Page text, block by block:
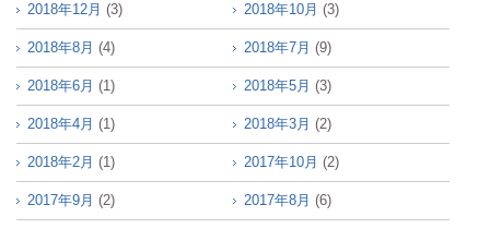
2018年12月 (3) 2018年10月 (3)
2018年8月 (4) 2018年7月 (9)
2018年6月 (1) 2018年5月 (3)
2018年4月 (1) 2018年3月 (2)
2018年2月 (1) 2017年10月 (2)
2017年9月 (2) 2017年8月 (6)